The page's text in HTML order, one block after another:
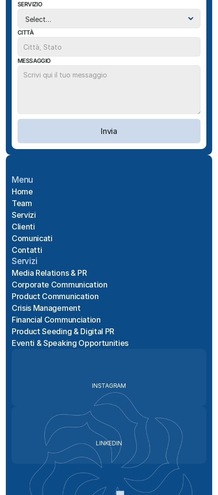
SERVIZIO
CITTÀ
MESSAGGIO
Invia
INSTAGRAM
LINKEDIN
Menu
Home
Team
Servizi
Clienti
Comunicati
Contatti
Servizi
Media Relations & PR
Corporate Communication
Product Communication
Crisis Management
Financial Communciation
Product Seeding & Digital PR
Eventi & Speaking Opportunities